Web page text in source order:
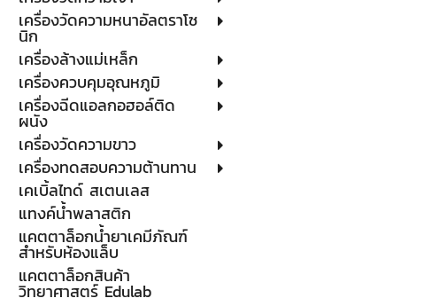
เครื่องวัดความหนาอัลตราโซ
นิก
เครื่องล้างแม่เหล็ก
เครื่องควบคุมอุณหภูมิ
เครื่องฉีดแอลกอฮอล์ติด
ผนัง
เครื่องวัดความขาว
เครื่องทดสอบความต้านทาน
เคเบิ้ลไทด์ สเตนเลส
แทงค์น้ำพลาสติก
แคตตาล็อกน้ำยาเคมีภัณฑ์
สำหรับห้องแล็บ
แคตตาล็อกสินค้า
วิทยาศาสตร์ Edulab